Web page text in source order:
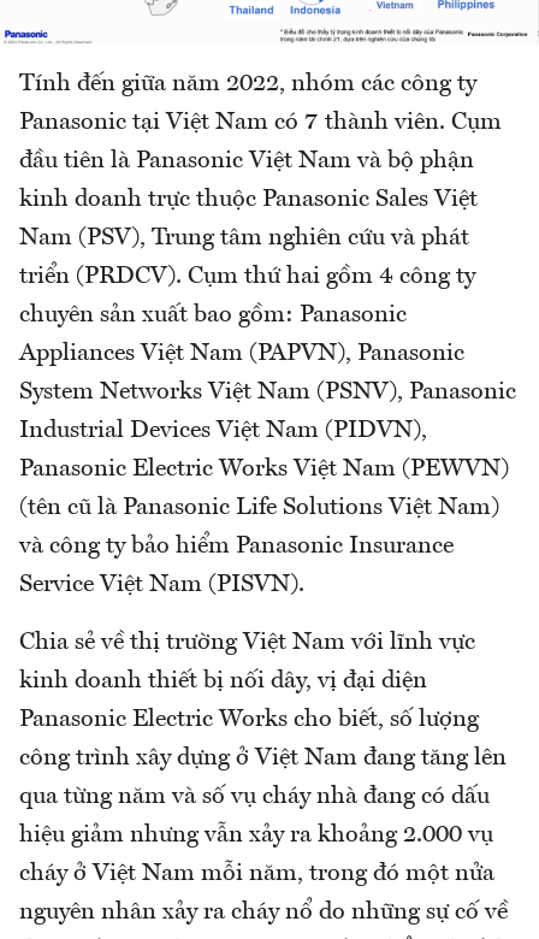
Tính đến giữa năm 2022, nhóm các công ty
Panasonic tại Việt Nam có 7 thành viên. Cụm
đầu tiên là Panasonic Việt Nam và bộ phận
kinh doanh trực thuộc Panasonic Sales Việt
Nam (PSV), Trung tâm nghiên cứu và phát
triển (PRDCV). Cụm thứ hai gồm 4 công ty
chuyên sản xuất bao gồm: Panasonic
Appliances Việt Nam (PAPVN), Panasonic
System Networks Việt Nam (PSNV), Panasonic
Industrial Devices Việt Nam (PIDVN),
Panasonic Electric Works Việt Nam (PEWVN)
(tên cũ là Panasonic Life Solutions Việt Nam)
và công ty bảo hiểm Panasonic Insurance
Service Việt Nam (PISVN).
Chia sẻ về thị trường Việt Nam với lĩnh vực
kinh doanh thiết bị nối dây, vị đại diện
Panasonic Electric Works cho biết, số lượng
công trình xây dựng ở Việt Nam đang tăng lên
qua từng năm và số vụ cháy nhà đang có dấu
hiệu giảm nhưng vẫn xảy ra khoảng 2.000 vụ
cháy ở Việt Nam mỗi năm, trong đó một nửa
nguyên nhân xảy ra cháy nổ do những sự cố về